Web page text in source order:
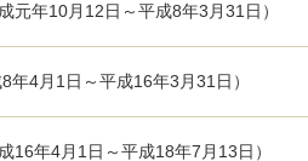
年10月12日～平成8年3月31日）
年4月1日～平成16年3月31日）
年4月1日～平成18年7月13日）